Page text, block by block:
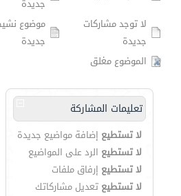
جديدة
لا توجد مشاركات
جديدة
موضوع
جديدة
الموضوع مغلق
تعليمات المشاركة
لا تستطيع إضافة مواضيع جديدة
لا تستطيع الرد على المواضيع
لا تستطيع إرفاق ملفات
لا تستطيع تعديل مشاركاتك